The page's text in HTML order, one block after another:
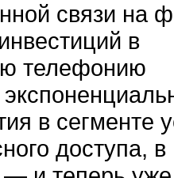
связи на
в
телефонию
в сегменте
доступа,